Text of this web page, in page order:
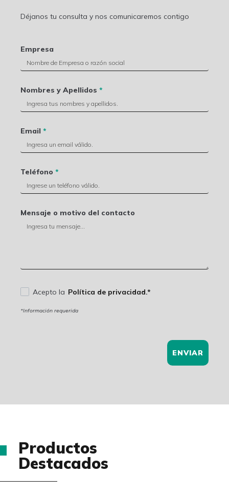
Déjanos tu consulta y nos comunicaremos contigo
Empresa
Nombres y Apellidos*
Email*
Teléfono*
Mensaje o motivo del contacto
Acepto la Política de privacidad.*
*Información requerida
ENVIAR
Productos
Destacados